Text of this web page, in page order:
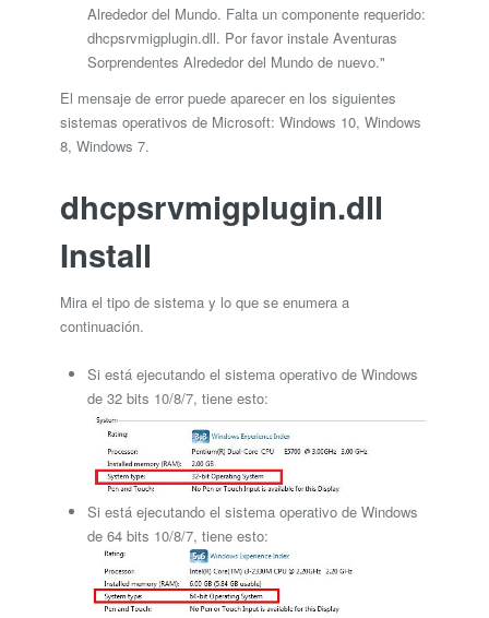
Alrededor del Mundo. Falta un componente requerido:
dhcpsrvmigplugin.dll. Por favor instale Aventuras
Sorprendentes Alrededor del Mundo de nuevo."
El mensaje de error puede aparecer en los siguientes
sistemas operativos de Microsoft: Windows 10, Windows
8, Windows 7.
dhcpsrvmigplugin.dll
Install
Mira el tipo de sistema y lo que se enumera a
continuación.
Si está ejecutando el sistema operativo de Windows
de 32 bits 10/8/7, tiene esto:
Si está ejecutando el sistema operativo de Windows
de 64 bits 10/8/7, tiene esto: